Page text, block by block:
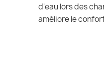
d'eau lors des
améliore le